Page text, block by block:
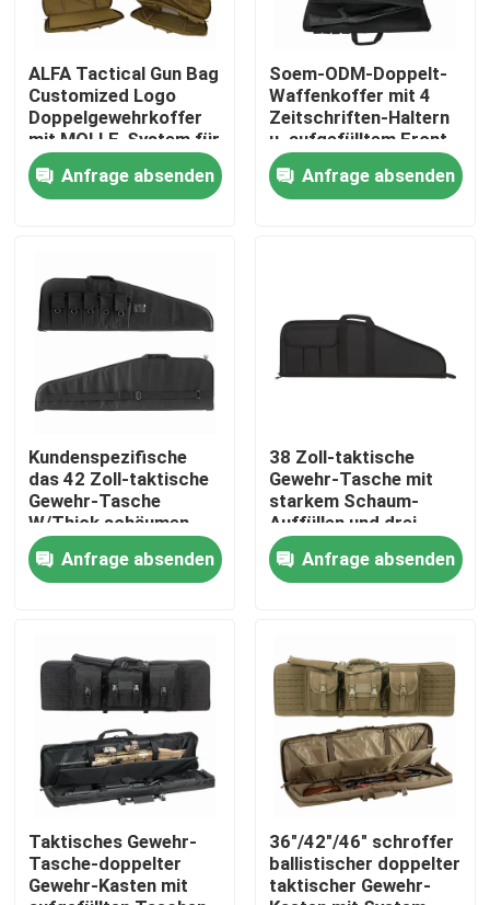
Produkte
Über uns
Werksbesichtigung
Qualitätskontrolle
Neuigkeiten
Bitte um ein Angebot
Jagd der Gewehr-Tasche
ALFA Tactical Gun Bag
Customized Logo
Doppelgewehrkoffer
mit MOLLE-System für
das Schießen und
JagenAnfrage absenden
Soem-ODM-Doppelt-
Waffenkoffer mit 4
Zeitschriften-Haltern
u. aufgefülltem Front
Pocket
Anfrage absenden
Kundenspezifische
das 42 Zoll-taktische
Gewehr-Tasche
W/Thick schäumen
Auffüllen u. 5 Mag
Pockets, Wasser-
beständiges
Anfrage absenden
38 Zoll-taktische
Gewehr-Tasche mit
starkem Schaum-
Auffüllen und drei
Zeitschriften-Taschen
Anfrage absenden
Taktisches Gewehr-
Tasche-doppelter
Gewehr-Kasten mit
36"/42"/46" schroffer
ballistischer doppelter
taktischer Gewehr-